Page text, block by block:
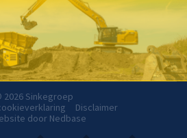
2026 Sinkegroep
Disclaimer
door Nedbase